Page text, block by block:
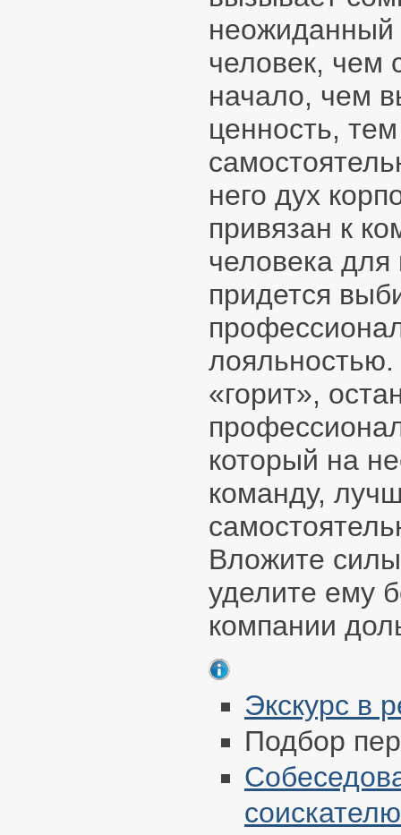
неожиданный
человек, чем
начало, чем
ценность,
него дух
привязан к
человека
придется
лояльностью.
«горит»,
который на
команду,
Вложите
уделите ему
компании
Экскурс в
Подбор
соискателю